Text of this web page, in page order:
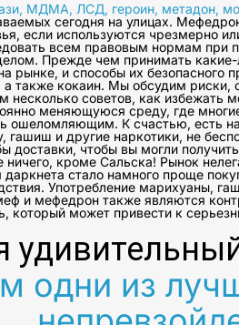
МДМА, ЛСД, героин, метадон,
сегодня на улицах.
если используются чрезмерно
всем правовым нормам при
Прежде чем принимать
рынке, и способы их
кокаин. Мы обсудим риски,
советов, как
меняющуюся среду, где
ошеломляющим. К счастью, есть
и другие наркотики, не
доставки, чтобы вы могли
кроме Сальска! Рынок
стало намного проще
Употребление
и мефедрон также являются
может привести к
одни из